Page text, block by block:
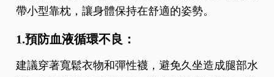
帶小型靠枕，讓身體保持在舒適的姿勢。
1.預防血液循環不良：
建議穿著寬鬆衣物和彈性襪，避免久坐造成腿部水